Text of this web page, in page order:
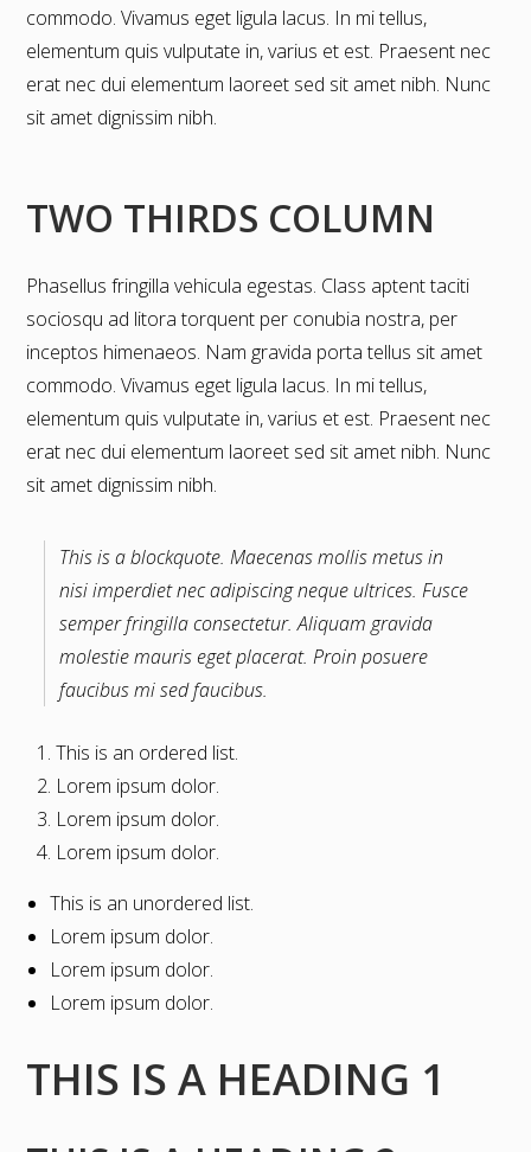
commodo. Vivamus eget ligula lacus. In mi tellus,
elementum quis vulputate in, varius et est. Praesent nec
erat nec dui elementum laoreet sed sit amet nibh. Nunc
sit amet dignissim nibh.
TWO THIRDS COLUMN
Phasellus fringilla vehicula egestas. Class aptent taciti
sociosqu ad litora torquent per conubia nostra, per
inceptos himenaeos. Nam gravida porta tellus sit amet
commodo. Vivamus eget ligula lacus. In mi tellus,
elementum quis vulputate in, varius et est. Praesent nec
erat nec dui elementum laoreet sed sit amet nibh. Nunc
sit amet dignissim nibh.
This is a blockquote. Maecenas mollis metus in
nisi imperdiet nec adipiscing neque ultrices. Fusce
semper fringilla consectetur. Aliquam gravida
molestie mauris eget placerat. Proin posuere
faucibus mi sed faucibus.
This is an ordered list.
Lorem ipsum dolor.
Lorem ipsum dolor.
Lorem ipsum dolor.
This is an unordered list.
Lorem ipsum dolor.
Lorem ipsum dolor.
Lorem ipsum dolor.
THIS IS A HEADING 1